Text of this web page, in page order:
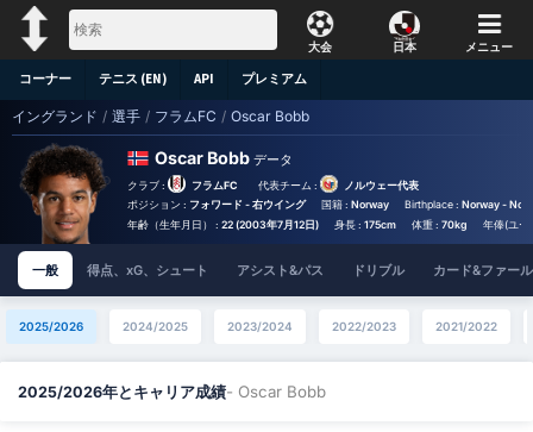
大会 日本 メニュー
コーナー テニス (EN) API プレミアム
イングランド / 選手 / フラムFC / Oscar Bobb
Oscar Bobb データ
クラブ : フラムFC 代表チーム :
ノルウェー代表
ポジション : フォワード - 右ウイング 国籍 : Norway Birthplace : Norway -
年齢（生年月日） : 22 (2003年7月12日) 身長 : 175cm 体重 : 70kg 年俸(ユ
一般 得点、xG、シュート アシスト&パス ドリブル カード&ファール
2025/2026 2024/2025 2023/2024 2022/2023 2021/2022
2025/2026年とキャリア成績- Oscar Bobb